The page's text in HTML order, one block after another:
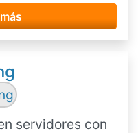
servidores con